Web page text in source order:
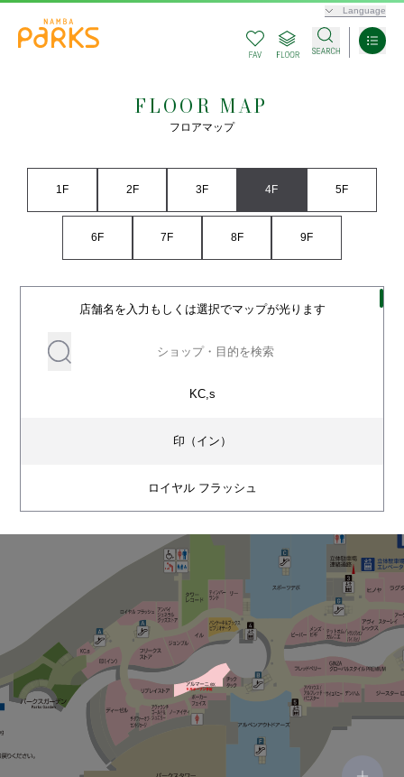
Language
FLOOR MAP
フロアマップ
1F 2F 3F 4F 5F
6F 7F 8F 9F
店舗名を入力もしくは選択でマップが光ります
KC,s
印（イン）
ロイヤル フラッシュ
アンバイ ジェネラルグッズストア
フリークス ストア
ジョンブル
ILS（イル）
パンケーキ＆ブックス ビブリオテーク
タワーレコード